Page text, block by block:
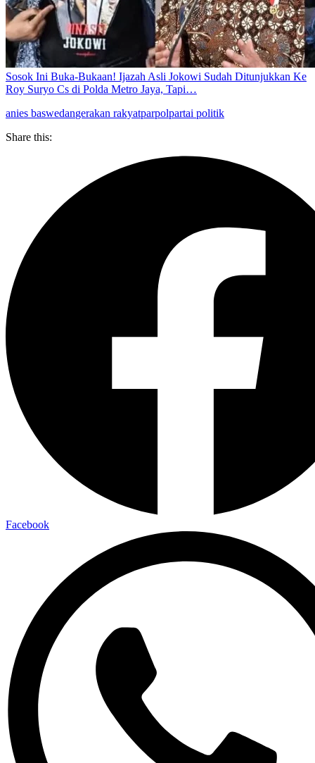
Sosok Ini Buka-Bukaan! Ijazah Asli Jokowi Sudah Ditunjukkan Ke
Roy Suryo Cs di Polda Metro Jaya, Tapi…
anies baswedangerakan rakyatparpolpartai politik
Share this:
Facebook